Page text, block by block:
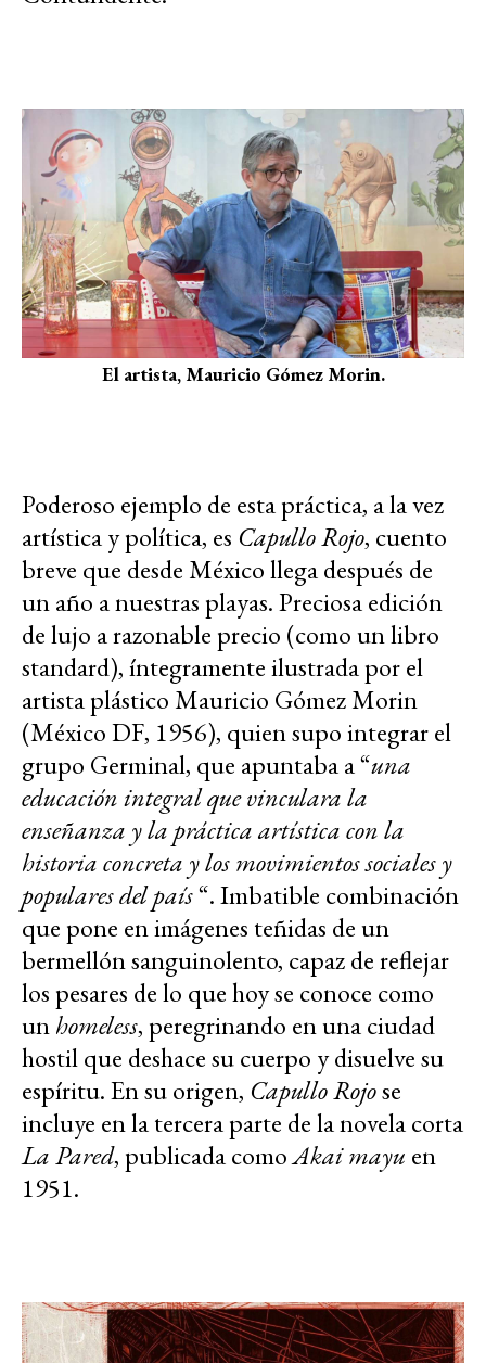
El artista, Mauricio Gómez Morin.
Poderoso ejemplo de esta práctica, a la vez
artística y política, es Capullo Rojo, cuento
breve que desde México llega después de
un año a nuestras playas. Preciosa edición
de lujo a razonable precio (como un libro
standard), íntegramente ilustrada por el
artista plástico Mauricio Gómez Morin
(México DF, 1956), quien supo integrar el
grupo Germinal, que apuntaba a “una
educación integral que vinculara la
enseñanza y la práctica artística con la
historia concreta y los movimientos sociales y
populares del país“. Imbatible combinación
que pone en imágenes teñidas de un
bermellón sanguinolento, capaz de reflejar
los pesares de lo que hoy se conoce como
unhomeless, peregrinando en una ciudad
hostil que deshace su cuerpo y disuelve su
espíritu. En su origen, Capullo Rojose
incluye en la tercera parte de la novela corta
La Pared, publicada comoAkai mayu en
1951.